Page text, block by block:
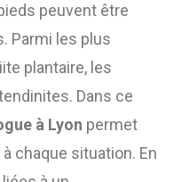
peuvent être
Parmi les plus
plantaire, les
Dans ce
à Lyon permet
chaque situation. En